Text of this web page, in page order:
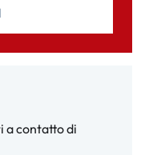
a contatto di